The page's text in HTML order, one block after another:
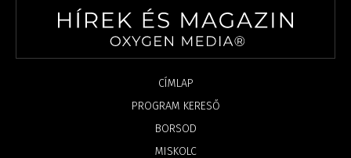
CÍMLAP
PROGRAM KERESŐ
BORSOD
MISKOLC